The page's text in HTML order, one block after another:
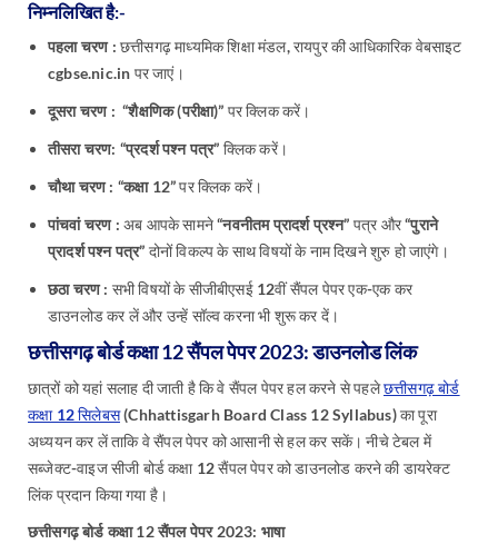
निम्नलिखित है:-
पहला चरण : छत्तीसगढ़ माध्यमिक शिक्षा मंडल, रायपुर की आधिकारिक वेबसाइट
cgbse.nic.in पर जाएं।
दूसरा चरण : “शैक्षणिक (परीक्षा)” पर क्लिक करें।
तीसरा चरण: “प्रदर्श पश्न पत्र” क्लिक करें।
चौथा चरण : “कक्षा 12”पर क्लिक करें।
पांचवां चरण : अब आपके सामने “नवनीतम प्रादर्श प्रश्न” पत्र और “पुराने
प्रादर्श पश्न पत्र” दोनों विकल्प के साथ विषयों के नाम दिखने शुरु हो जाएंगे।
छठा चरण : सभी विषयों के सीजीबीएसई 12वीं सैंपल पेपर एक-एक कर
डाउनलोड कर लें और उन्हें सॉल्व करना भी शुरू कर दें।
छत्तीसगढ़ बोर्ड कक्षा 12 सैंपल पेपर 2023: डाउनलोड लिंक
छात्रों को यहां सलाह दी जाती है कि वे सैंपल पेपर हल करने से पहलेछत्तीसगढ़ बोर्ड
कक्षा 12 सिलेबस(Chhattisgarh Board Class 12 Syllabus) का पूरा
अध्ययन कर लें ताकि वे सैंपल पेपर को आसानी से हल कर सकें। नीचे टेबल में
सब्जेक्ट-वाइज सीजी बोर्ड कक्षा 12 सैंपल पेपर को डाउनलोड करने की डायरेक्ट
लिंक प्रदान किया गया है।
छत्तीसगढ़ बोर्ड कक्षा 12 सैंपल पेपर 2023: भाषा